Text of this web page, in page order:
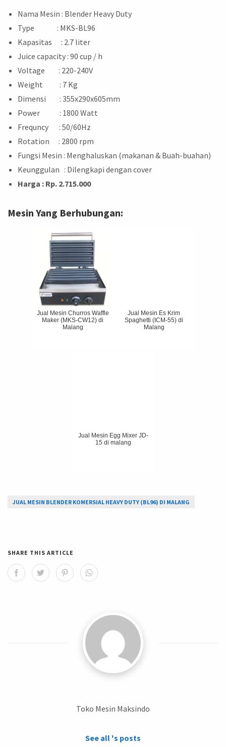
Nama Mesin : Blender Heavy Duty
Type : MKS-BL96
Kapasitas : 2.7 liter
Juice capacity : 90 cup / h
Voltage : 220-240V
Weight : 7 Kg
Dimensi : 355x290x605mm
Power : 1800 Watt
Frequncy : 50/60Hz
Rotation : 2800 rpm
Fungsi Mesin : Menghaluskan (makanan & Buah-buahan)
Keunggulan : Dilengkapi dengan cover
Harga : Rp. 2.715.000
Mesin Yang Berhubungan:
Jual Mesin Churros Waffle
Maker (MKS-CW12) di
Malang
Jual Mesin Es Krim
Spaghetti (ICM-55) di
Malang
Jual Mesin Egg Mixer JD-
15 di malang
JUAL MESIN BLENDER KOMERSIAL HEAVY DUTY (BL96) DI MALANG
SHARE THIS ARTICLE
Toko Mesin Maksindo
See all 's posts